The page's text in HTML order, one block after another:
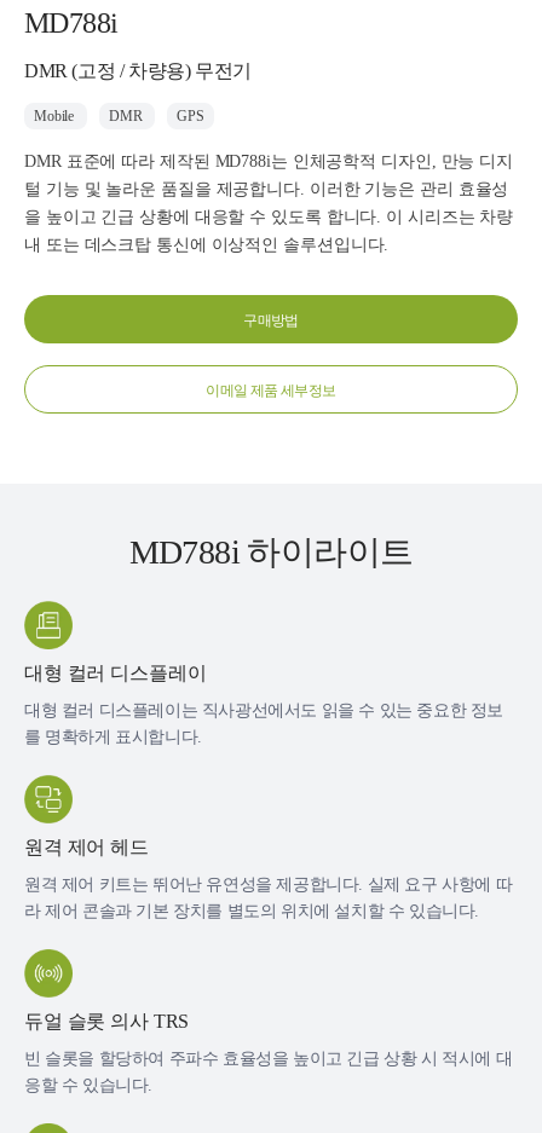
MD788i
DMR (고정 / 차량용) 무전기
Mobile DMR GPS
DMR 표준에 따라 제작된 MD788i는 인체공학적 디자인, 만능 디지
털 기능 및 놀라운 품질을 제공합니다. 이러한 기능은 관리 효율성
을 높이고 긴급 상황에 대응할 수 있도록 합니다. 이 시리즈는 차량
내 또는 데스크탑 통신에 이상적인 솔루션입니다.
구매방법
이메일 제품 세부정보
MD788i 하이라이트
대형 컬러 디스플레이
대형 컬러 디스플레이는 직사광선에서도 읽을 수 있는 중요한 정보
를 명확하게 표시합니다.
원격 제어 헤드
원격 제어 키트는 뛰어난 유연성을 제공합니다. 실제 요구 사항에 따
라 제어 콘솔과 기본 장치를 별도의 위치에 설치할 수 있습니다.
듀얼 슬롯 의사 TRS
빈 슬롯을 할당하여 주파수 효율성을 높이고 긴급 상황 시 적시에 대
응할 수 있습니다.